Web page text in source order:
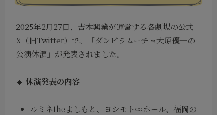
2025年2月27日、吉本興業が運営する各劇場の公式
X（旧Twitter）で、「ダンビラムーチョ大原優一の
公演休演」が発表されました。
🔹 休演発表の内容
ルミネtheよしもと、ヨシモト∞ホール、福岡の